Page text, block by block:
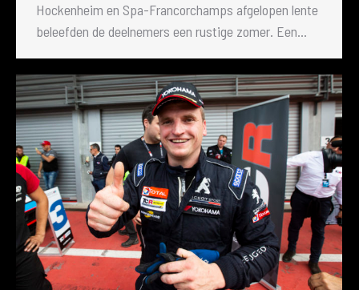
Hockenheim en Spa-Francorchamps afgelopen lente
beleefden de deelnemers een rustige zomer. Een…